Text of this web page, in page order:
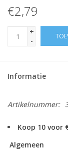
€2,79
+
-
Informatie
Artikelnummer:
Koop 10 voor
Algemeen